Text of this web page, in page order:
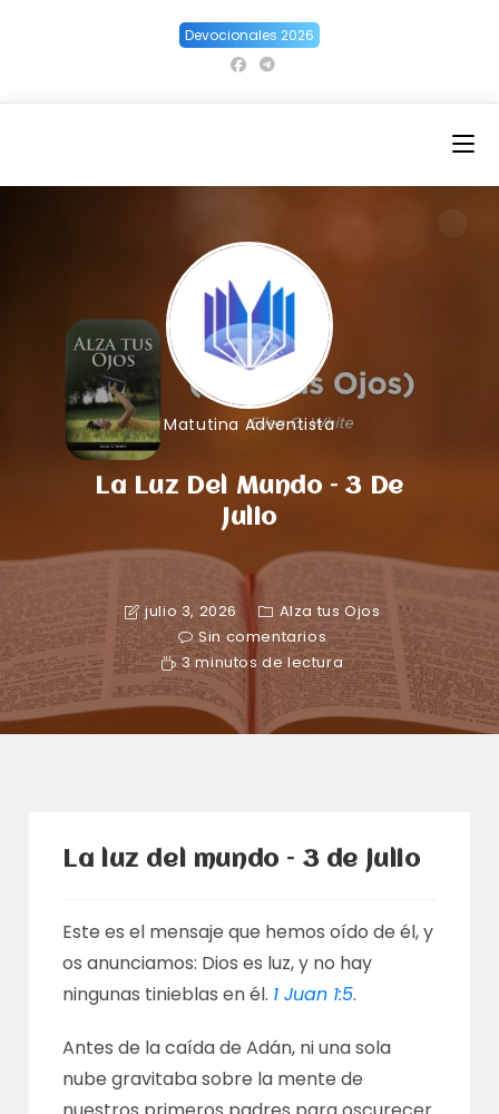
Devocionales 2026
Matutina Adventista
La Luz Del Mundo – 3 De
Julio
julio 3, 2026
Alza tus Ojos
Sin comentarios
3 minutos de lectura
La luz del mundo – 3 de julio
Este es el mensaje que hemos oído de él, y
os anunciamos: Dios es luz, y no hay
ningunas tinieblas en él. 1 Juan 1:5.
Antes de la caída de Adán, ni una sola
nube gravitaba sobre la mente de